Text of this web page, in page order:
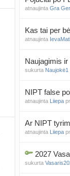
atnaujinta Gra Ger
Kas tai per
atnaujinta IevaMati
Naujagimis
sukurta Naujokė1
NIPT false
atnaujinta Liiepa
Ar NIPT
atnaujinta Liiepa
2027
sukurta